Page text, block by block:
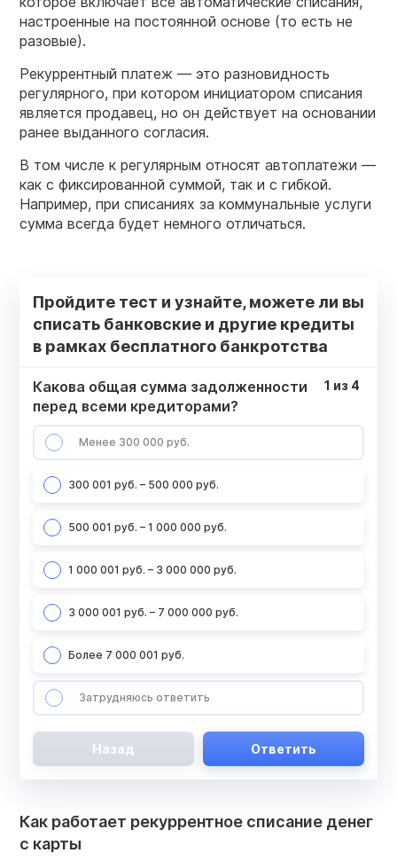
настроенные на постоянной основе (то есть не
разовые).
Рекуррентный платеж — это разновидность
регулярного, при котором инициатором списания
является продавец, но он действует на основании
ранее выданного согласия.
В том числе к регулярным относят автоплатежи —
как с фиксированной суммой, так и с гибкой.
Например, при списаниях за коммунальные услуги
сумма всегда будет немного отличаться.
Пройдите тест и узнайте, можете ли вы
списать банковские и другие кредиты
в рамках бесплатного банкротства
Какова общая сумма задолженности
перед всеми кредиторами?
Менее 300 000 руб.
300 001 руб. – 500 000 руб.
500 001 руб. – 1 000 000 руб.
1 000 001 руб. – 3 000 000 руб.
3 000 001 руб. – 7 000 000 руб.
Более 7 000 001 руб.
Затрудняюсь ответить
1 из 4
Назад Ответить
Как работает рекуррентное списание денег
с карты